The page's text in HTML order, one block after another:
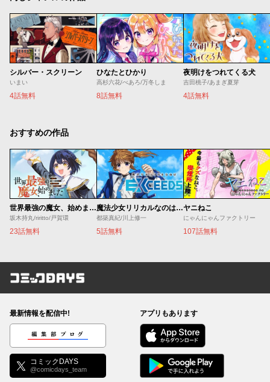
シルバー・スクリーン
いまい
4話無料
ひなたとひかり
高杉六花/べあろ/万冬しま
8話無料
夜明けをつれてくる犬
吉田桃子/あまぎ夏芽
4話無料
おすすめの作品
世界最強の魔女、始めました ～私だけ『攻略サイト』を見れる世界で自由に生きます～
坂木持丸/riritto/戸賀環
23話無料
魔法少女リリカルなのは EXCEEDS
都築真紀/川上修一
5話無料
ヤニねこ
にゃんにゃんファクトリー
107話無料
コミックDAYS
最新情報を配信中!
編集部ブログ
コミックDAYS
@comicdays_team
アプリもあります